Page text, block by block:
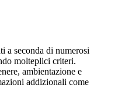
a seconda di numerosi
molteplici criteri.
ambientazione e
addizionali come